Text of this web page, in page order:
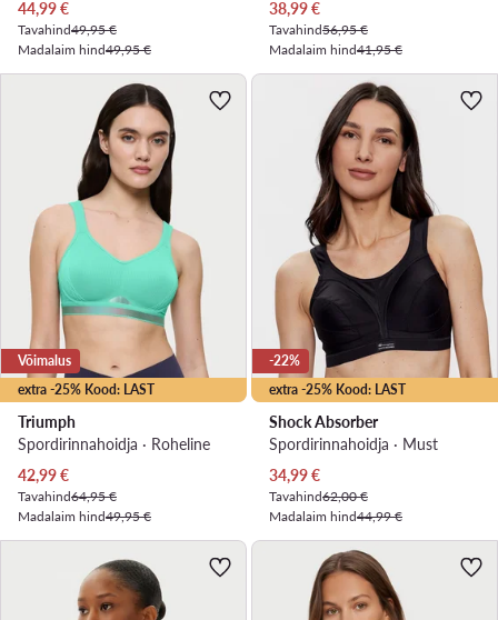
Praegune hind
44,99€
Tavahind49,95 €
Madalaim hind49,95 €
Praegune hind
38,99€
Tavahind56,95 €
Madalaim hind41,95 €
extra -25% Kood: LAST
Võimalus
Triumph
Spordirinnahoidja · Roheline
Praegune hind
42,99€
Tavahind64,95 €
Madalaim hind49,95 €
extra -25% Kood: LAST
-22%
Shock Absorber
Spordirinnahoidja · Must
Praegune hind
34,99€
Tavahind62,00 €
Madalaim hind44,99 €